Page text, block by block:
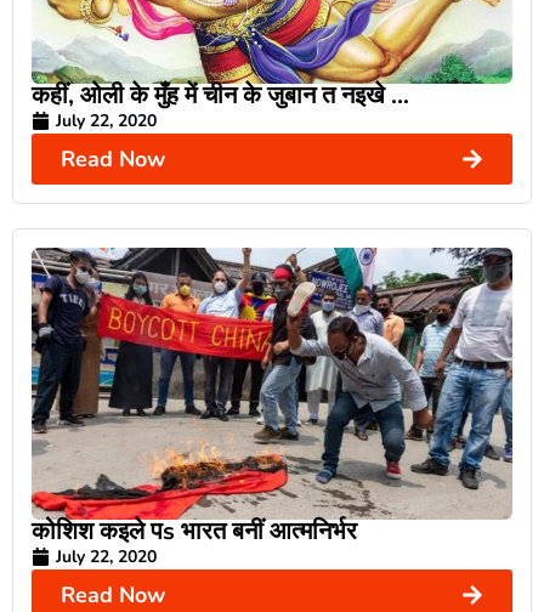
कहीं, ओली के मुँह में चीन के जुबान त नइखे …
July 22, 2020
Read Now
कोशिश कइले पs भारत बनीं आत्मनिर्भर
July 22, 2020
Read Now